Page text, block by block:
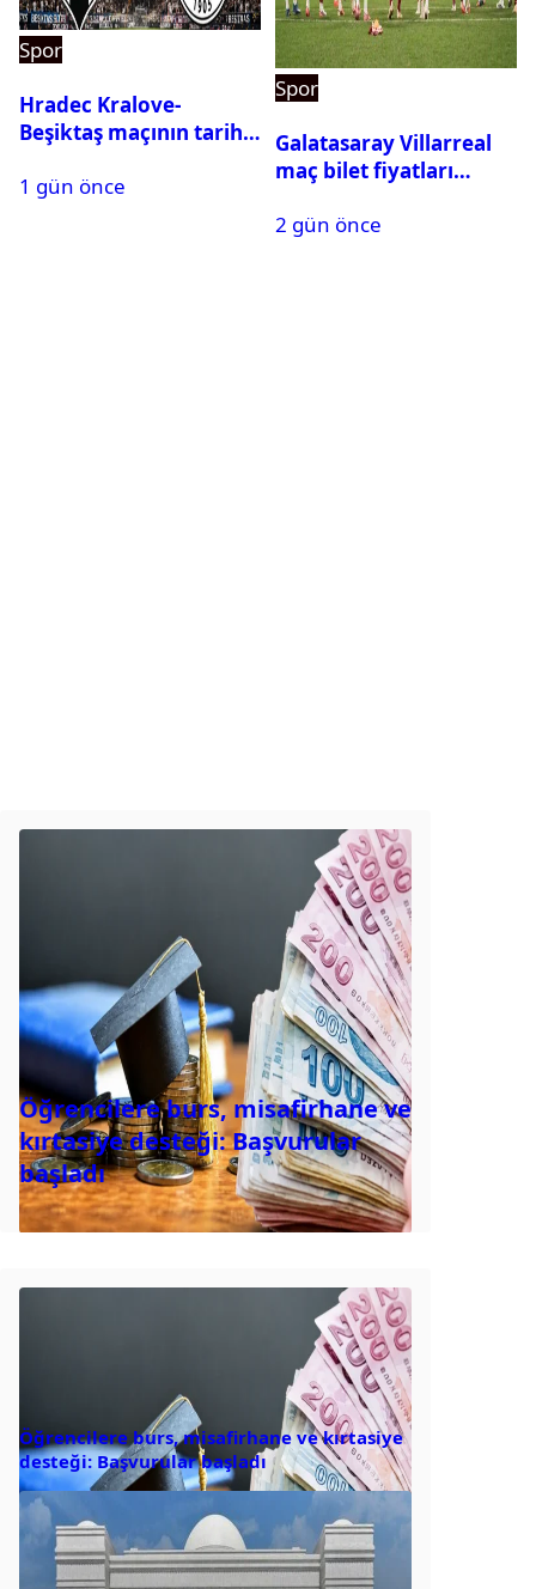
Spor
Hradec Kralove-
Beşiktaş maçının tarihi
1 gün önce
Spor
Galatasaray Villarreal
maç bilet fiyatları
2 gün önce
Öğrencilere burs, misafirhane ve
kırtasiye desteği: Başvurular
başladı
Öğrencilere burs, misafirhane ve kırtasiye
desteği: Başvurular başladı